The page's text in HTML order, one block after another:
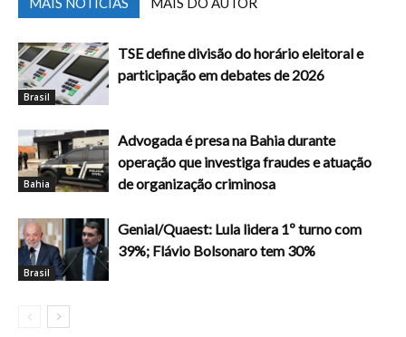
Brasil
TSE define divisão do horário eleitoral e
participação em debates de 2026
Bahia
Advogada é presa na Bahia durante
operação que investiga fraudes e atuação
de organização criminosa
Brasil
Genial/Quaest: Lula lidera 1º turno com
39%; Flávio Bolsonaro tem 30%